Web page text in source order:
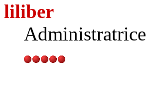
liliber
Administratrice